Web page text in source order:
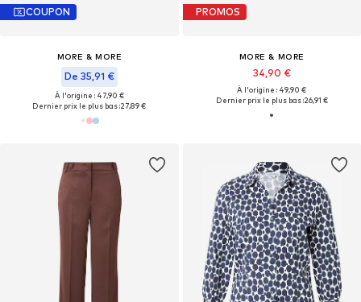
COUPON
MORE & MORE
De 35,91 €
À l'origine : 47,90 €
Dernier prix le plus bas :27,89 €
PROMOS
MORE & MORE
34,90 €
À l'origine : 49,90 €
Dernier prix le plus bas :26,91 €